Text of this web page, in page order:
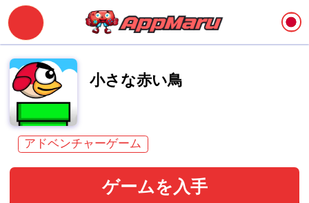
小さな赤い鳥
アドベンチャーゲーム
ゲームを入手